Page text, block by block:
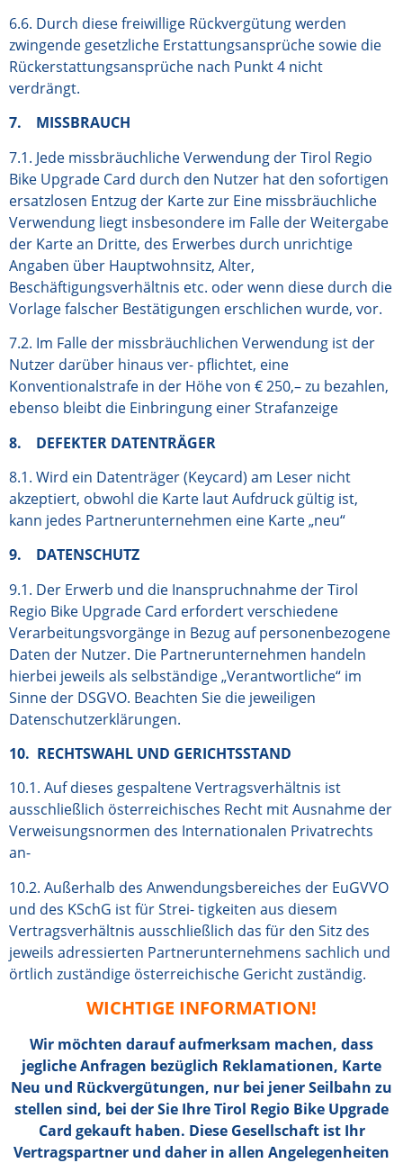
6.6. Durch diese freiwillige Rückvergütung werden
zwingende gesetzliche Erstattungsansprüche sowie die
Rückerstattungsansprüche nach Punkt 4 nicht
verdrängt.
7. MISSBRAUCH
7.1. Jede missbräuchliche Verwendung der Tirol Regio
Bike Upgrade Card durch den Nutzer hat den sofortigen
ersatzlosen Entzug der Karte zur Eine missbräuchliche
Verwendung liegt insbesondere im Falle der Weitergabe
der Karte an Dritte, des Erwerbes durch unrichtige
Angaben über Hauptwohnsitz, Alter,
Beschäftigungsverhältnis etc. oder wenn diese durch die
Vorlage falscher Bestätigungen erschlichen wurde, vor.
7.2. Im Falle der missbräuchlichen Verwendung ist der
Nutzer darüber hinaus ver- pflichtet, eine
Konventionalstrafe in der Höhe von € 250,– zu bezahlen,
ebenso bleibt die Einbringung einer Strafanzeige
8. DEFEKTER DATENTRÄGER
8.1. Wird ein Datenträger (Keycard) am Leser nicht
akzeptiert, obwohl die Karte laut Aufdruck gültig ist,
kann jedes Partnerunternehmen eine Karte „neu“
9. DATENSCHUTZ
9.1. Der Erwerb und die Inanspruchnahme der Tirol
Regio Bike Upgrade Card erfordert verschiedene
Verarbeitungsvorgänge in Bezug auf personenbezogene
Daten der Nutzer. Die Partnerunternehmen handeln
hierbei jeweils als selbständige „Verantwortliche“ im
Sinne der DSGVO. Beachten Sie die jeweiligen
Datenschutzerklärungen.
10. RECHTSWAHL UND GERICHTSSTAND
10.1. Auf dieses gespaltene Vertragsverhältnis ist
ausschließlich österreichisches Recht mit Ausnahme der
Verweisungsnormen des Internationalen Privatrechts
an-
10.2. Außerhalb des Anwendungsbereiches der EuGVVO
und des KSchG ist für Strei- tigkeiten aus diesem
Vertragsverhältnis ausschließlich das für den Sitz des
jeweils adressierten Partnerunternehmens sachlich und
örtlich zuständige österreichische Gericht zuständig.
WICHTIGE INFORMATION!
Wir möchten darauf aufmerksam machen, dass
jegliche Anfragen bezüglich Reklamationen, Karte
Neu und Rückvergütungen, nur bei jener Seilbahn zu
stellen sind, bei der Sie Ihre Tirol Regio Bike Upgrade
Card gekauft haben. Diese Gesellschaft ist Ihr
Vertragspartner und daher in allen Angelegenheiten